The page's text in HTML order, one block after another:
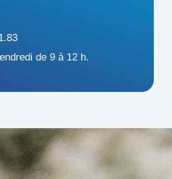
de 9 à 12 h.